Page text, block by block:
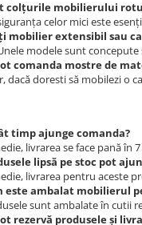
colțurile mobilierului
celor mici este
mobilier extensibil sau
modele sunt
comanda mostre de
dacă doresti să mobilezi o
timp ajunge comanda?
livrarea se face pană în
lipsă pe stoc pot
livrarea pentru aceste
este ambalat mobilierul
sunt ambalate în cutii
rezervă produsele și